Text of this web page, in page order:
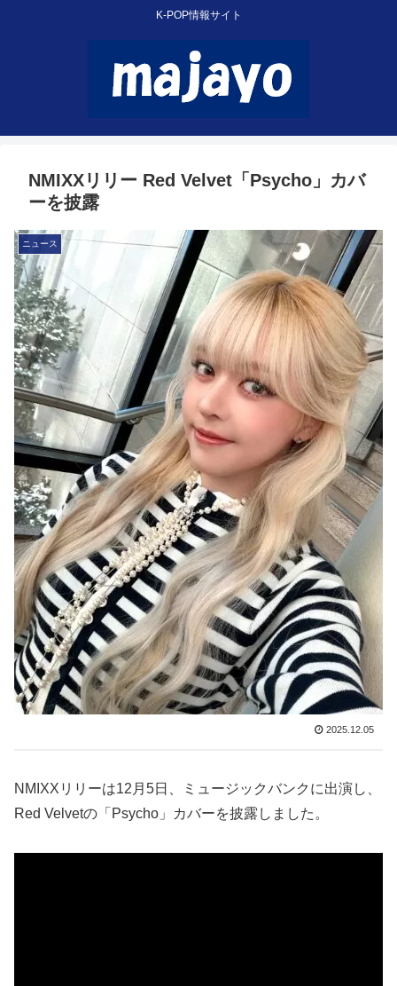
K-POP情報サイト
NMIXXリリー Red Velvet「Psycho」カバ
ーを披露
ニュース
2025.12.05
NMIXXリリーは12月5日、ミュージックバンクに出演し、
Red Velvetの「Psycho」カバーを披露しました。